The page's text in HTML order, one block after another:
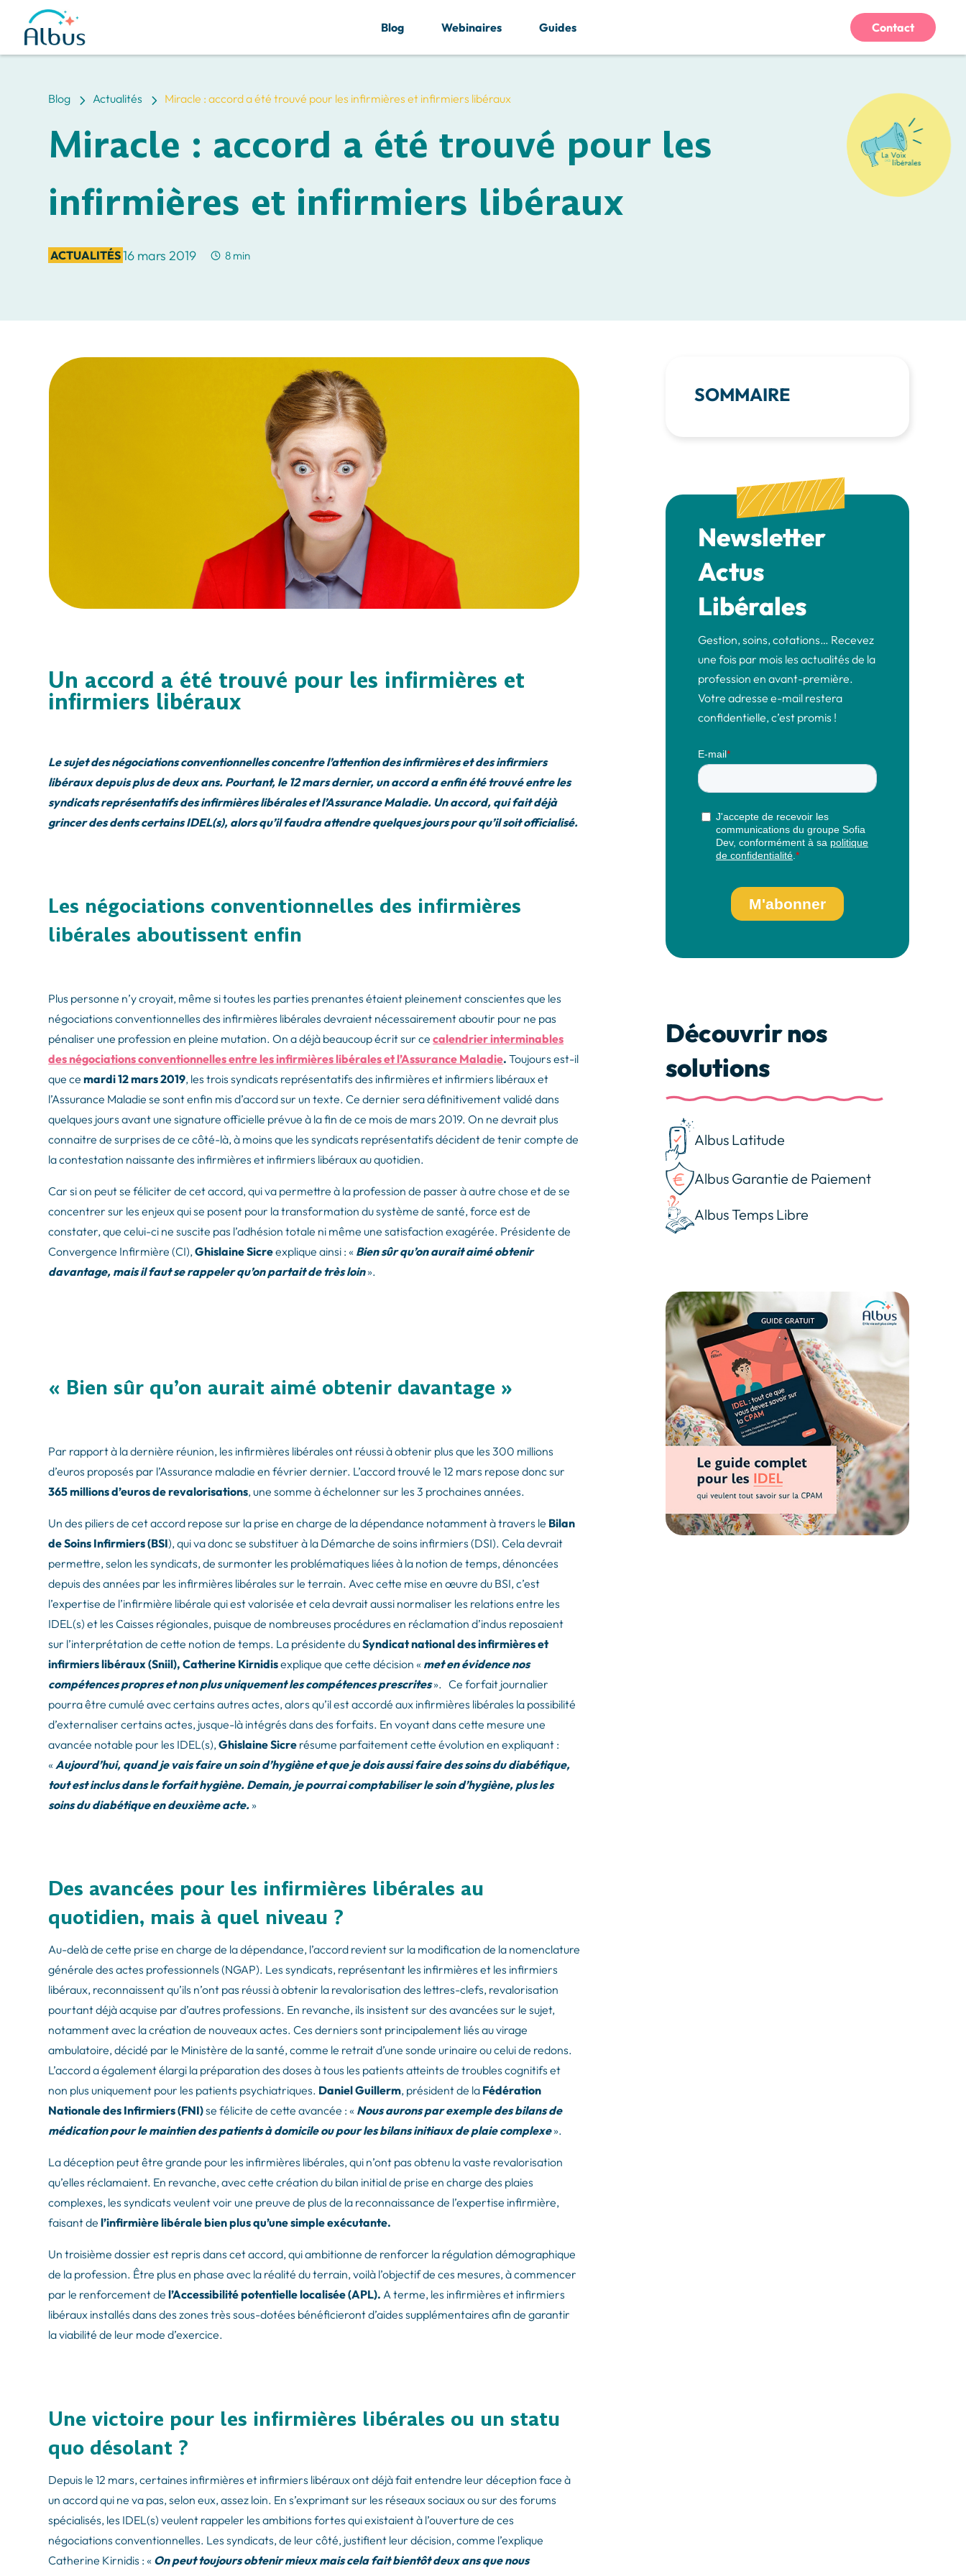
Blog 5 Actualités 5 Miracle : accord a été trouvé pour les infirmières et infirmiers libéraux
Miracle : accord a été trouvé pour les
infirmières et infirmiers libéraux
ACTUALITÉS16 mars 2019 8 min
Un accord a été trouvé pour les infirmières et
infirmiers libéraux
Le sujet des négociations conventionnelles concentre l’attention des infirmières et des infirmiers
libéraux depuis plus de deux ans. Pourtant, le 12 mars dernier, un accord a enfin été trouvé entre les
syndicats représentatifs des infirmières libérales et l’Assurance Maladie. Un accord, qui fait déjà
grincer des dents certains IDEL(s), alors qu’il faudra attendre quelques jours pour qu’il soit officialisé.
Les négociations conventionnelles des infirmières
libérales aboutissent enfin
Plus personne n’y croyait, même si toutes les parties prenantes étaient pleinement conscientes que les
négociations conventionnelles des infirmières libérales devraient nécessairement aboutir pour ne pas
pénaliser une profession en pleine mutation. On a déjà beaucoup écrit sur cecalendrier interminables
des négociations conventionnelles entre les infirmières libérales et l’Assurance Maladie. Toujours est-il
que cemardi 12 mars 2019, les trois syndicats représentatifs des infirmières et infirmiers libéraux et
l’Assurance Maladie se sont enfin mis d’accord sur un texte. Ce dernier sera définitivement validé dans
quelques jours avant une signature officielle prévue à la fin de ce mois de mars 2019. On ne devrait plus
connaitre de surprises de ce côté-là, à moins que les syndicats représentatifs décident de tenir compte de
la contestation naissante des infirmières et infirmiers libéraux au quotidien.
Car si on peut se féliciter de cet accord, qui va permettre à la profession de passer à autre chose et de se
concentrer sur les enjeux qui se posent pour la transformation du système de santé, force est de
constater, que celui-ci ne suscite pas l’adhésion totale ni même une satisfaction exagérée. Présidente de
Convergence Infirmière (CI),Ghislaine Sicreexplique ainsi : « Bien sûr qu’on aurait aimé obtenir
davantage, mais il faut se rappeler qu’on partait de très loin».
« Bien sûr qu’on aurait aimé obtenir davantage »
Par rapport à la dernière réunion, les infirmières libérales ont réussi à obtenir plus que les 300 millions
d’euros proposés par l’Assurance maladie en février dernier. L’accord trouvé le 12 mars repose donc sur
365 millions d’euros de revalorisations, une somme à échelonner sur les 3 prochaines années.
Un des piliers de cet accord repose sur la prise en charge de la dépendance notamment à travers le Bilan
de Soins Infirmiers (BSI), qui va donc se substituer à la Démarche de soins infirmiers (DSI). Cela devrait
permettre, selon les syndicats, de surmonter les problématiques liées à la notion de temps, dénoncées
depuis des années par les infirmières libérales sur le terrain. Avec cette mise en œuvre du BSI, c’est
l’expertise de l’infirmière libérale qui est valorisée et cela devrait aussi normaliser les relations entre les
IDEL(s) et les Caisses régionales, puisque de nombreuses procédures en réclamation d’indus reposaient
sur l’interprétation de cette notion de temps. La présidente duSyndicat national des infirmières et
infirmiers libéraux (Sniil), Catherine Kirnidisexplique que cette décision « met en évidence nos
compétences propres et non plus uniquement les compétences prescrites». Ce forfait journalier
pourra être cumulé avec certains autres actes, alors qu’il est accordé aux infirmières libérales la possibilité
d’externaliser certains actes, jusque-là intégrés dans des forfaits. En voyant dans cette mesure une
avancée notable pour les IDEL(s),Ghislaine Sicre résume parfaitement cette évolution en expliquant :
« Aujourd’hui, quand je vais faire un soin d’hygiène et que je dois aussi faire des soins du diabétique,
tout est inclus dans le forfait hygiène. Demain, je pourrai comptabiliser le soin d’hygiène, plus les
soins du diabétique en deuxième acte. »
Des avancées pour les infirmières libérales au
quotidien, mais à quel niveau ?
Au-delà de cette prise en charge de la dépendance, l’accord revient sur la modification de la nomenclature
générale des actes professionnels (NGAP). Les syndicats, représentant les infirmières et les infirmiers
libéraux, reconnaissent qu’ils n’ont pas réussi à obtenir la revalorisation des lettres-clefs, revalorisation
pourtant déjà acquise par d’autres professions. En revanche, ils insistent sur des avancées sur le sujet,
notamment avec la création de nouveaux actes. Ces derniers sont principalement liés au virage
ambulatoire, décidé par le Ministère de la santé, comme le retrait d’une sonde urinaire ou celui de redons.
L’accord a également élargi la préparation des doses à tous les patients atteints de troubles cognitifs et
non plus uniquement pour les patients psychiatriques. Daniel Guillerm, président de la Fédération
Nationale des Infirmiers (FNI)se félicite de cette avancée : « Nous aurons par exemple des bilans de
médication pour le maintien des patients à domicile ou pour les bilans initiaux de plaie complexe».
La déception peut être grande pour les infirmières libérales, qui n’ont pas obtenu la vaste revalorisation
qu’elles réclamaient. En revanche, avec cette création du bilan initial de prise en charge des plaies
complexes, les syndicats veulent voir une preuve de plus de la reconnaissance de l’expertise infirmière,
faisant del’infirmière libérale bien plus qu’une simple exécutante.
Un troisième dossier est repris dans cet accord, qui ambitionne de renforcer la régulation démographique
de la profession. Être plus en phase avec la réalité du terrain, voilà l’objectif de ces mesures, à commencer
par le renforcement del’Accessibilité potentielle localisée (APL). A terme, les infirmières et infirmiers
libéraux installés dans des zones très sous-dotées bénéficieront d’aides supplémentaires afin de garantir
la viabilité de leur mode d’exercice.
Une victoire pour les infirmières libérales ou un statu
quo désolant ?
Depuis le 12 mars, certaines infirmières et infirmiers libéraux ont déjà fait entendre leur déception face à
un accord qui ne va pas, selon eux, assez loin. En s’exprimant sur les réseaux sociaux ou sur des forums
spécialisés, les IDEL(s) veulent rappeler les ambitions fortes qui existaient à l’ouverture de ces
négociations conventionnelles. Les syndicats, de leur côté, justifient leur décision, comme l’explique
Catherine Kirnidis : « On peut toujours obtenir mieux mais cela fait bientôt deux ans que nous
SOMMAIRE
Newsletter
Actus
Libérales
Gestion, soins, cotations… Recevez
une fois par mois les actualités de la
profession en avant-première.
Votre adresse e-mail restera
confidentielle, c’est promis !
Découvrir nos
solutions
Albus Latitude
Albus Garantie de Paiement
Albus Temps Libre
Blog Webinaires Guides Contact